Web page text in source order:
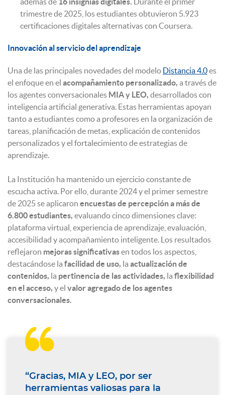
trimestre de 2025, los estudiantes obtuvieron 5.923
certificaciones digitales alternativas con Coursera.
Innovación al servicio del aprendizaje
Una de las principales novedades del modelo Distancia 4.0es
el enfoque en el acompañamiento personalizado, a través de
los agentes conversacionales MIA y LEO, desarrollados con
inteligencia artificial generativa. Estas herramientas apoyan
tanto a estudiantes como a profesores en la organización de
tareas, planificación de metas, explicación de contenidos
personalizados y el fortalecimiento de estrategias de
aprendizaje.
La Institución ha mantenido un ejercicio constante de
escucha activa. Por ello, durante 2024 y el primer semestre
de 2025 se aplicaron encuestas de percepción a más de
6.800 estudiantes, evaluando cinco dimensiones clave:
plataforma virtual, experiencia de aprendizaje, evaluación,
accesibilidad y acompañamiento inteligente. Los resultados
reflejaron mejoras significativasen todos los aspectos,
destacándose la facilidad de uso, la actualización de
contenidos, la pertinencia de las actividades, la flexibilidad
en el acceso, y el valor agregado de los agentes
conversacionales.

“Gracias, MIA y LEO, por ser
herramientas valiosas para la